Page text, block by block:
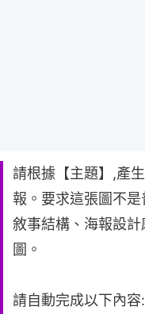
請根據【主題】,產
報。要求這張圖不是
敘事結構、海報設
圖。
請自動完成以下內容: